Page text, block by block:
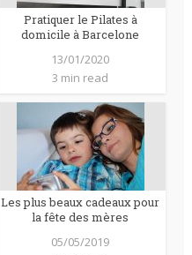
Pratiquer le Pilates à
domicile à Barcelone
13/01/2020
3 min read
Les plus beaux cadeaux pour
la fête des mères
05/05/2019